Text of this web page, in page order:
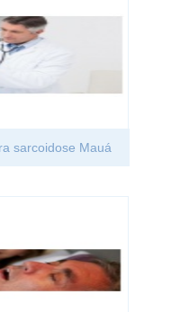
sarcoidose Mauá